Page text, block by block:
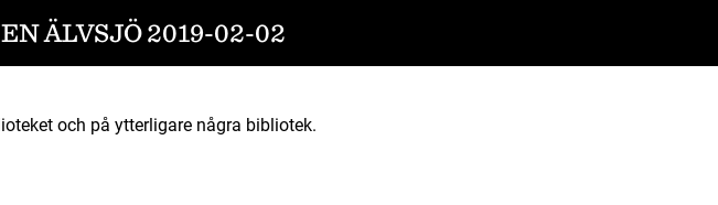
ÄLVSJÖ 2019-02-02
och på ytterligare några bibliotek.